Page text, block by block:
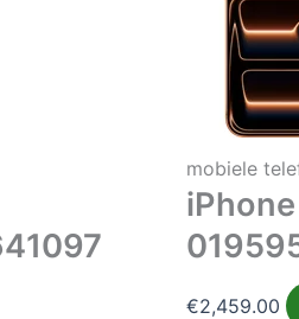
mobiele
€2,459.00